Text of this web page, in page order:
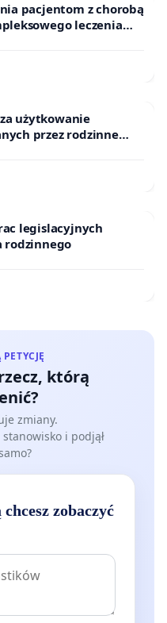
pacjentom z chorobą
leczenia
użytkowanie
przez rodzinne
legislacyjnych
rodzinnego
którą
zmiany.
i podjął
zobaczyć